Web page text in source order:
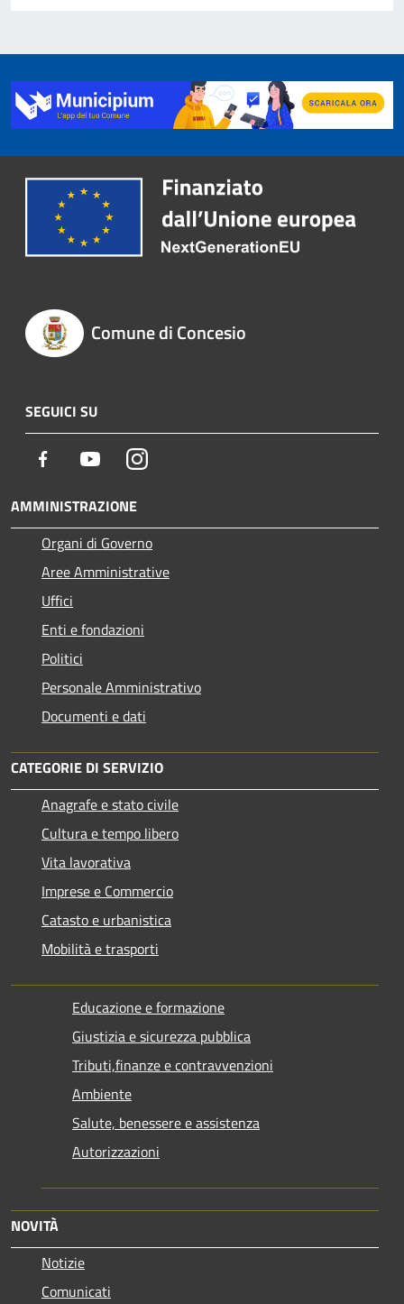
Comune di Concesio
SEGUICI SU
Facebook YoutubeInstagram
AMMINISTRAZIONE
Organi di Governo
Aree Amministrative
Uffici
Enti e fondazioni
Politici
Personale Amministrativo
Documenti e dati
CATEGORIE DI SERVIZIO
Anagrafe e stato civile
Cultura e tempo libero
Vita lavorativa
Imprese e Commercio
Catasto e urbanistica
Mobilità e trasporti
Educazione e formazione
Giustizia e sicurezza pubblica
Tributi,finanze e contravvenzioni
Ambiente
Salute, benessere e assistenza
Autorizzazioni
NOVITÀ
Notizie
Comunicati